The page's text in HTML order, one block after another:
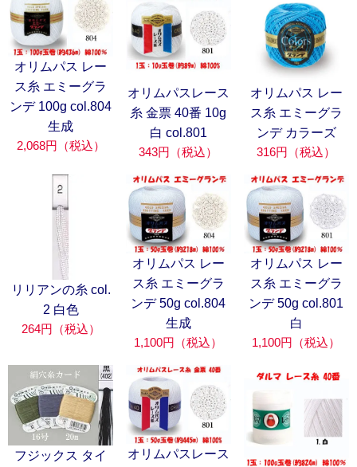
オリムパス レー
ス糸 エミーグラ
ンデ 100g col.804
生成
2,068円（税込）
オリムパスレース
糸 金票 40番 10g
白 col.801
343円（税込）
オリムパス レー
ス糸 エミーグラ
ンデ カラーズ
316円（税込）
リリアンの糸 col.
2 白色
264円（税込）
オリムパス レー
ス糸 エミーグラ
ンデ 50g col.804
生成
1,100円（税込）
オリムパス レー
ス糸 エミーグラ
ンデ 50g col.801
白
1,100円（税込）
フジックス タイ
オリムパスレース